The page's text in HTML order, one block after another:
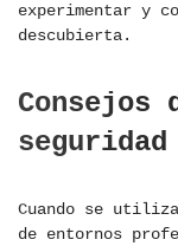
experimentar y
descubierta.
Consejos
Cuando se
de entornos